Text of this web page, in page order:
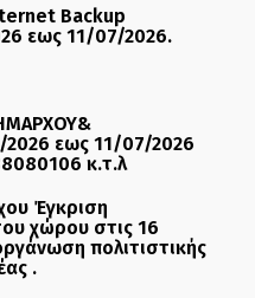
Backup
εως 11/07/2026.
εως 11/07/2026
κ.τ.λ
Έγκριση
χώρου στις 16
πολιτιστικής
.